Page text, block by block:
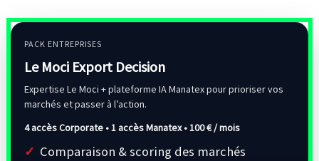
PACK ENTREPRISES
Le Moci Export Decision
Expertise Le Moci + plateforme IA Manatex pour prioriser vos
marchés et passer à l’action.
4 accès Corporate • 1 accès Manatex •100 € / mois
Comparaison & scoring des marchés